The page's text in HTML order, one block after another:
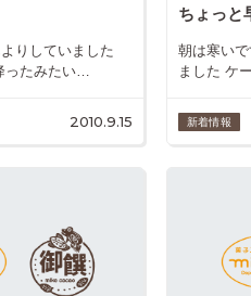
りしていました
ったみたい…
2010.9.15
ちょっと
朝は寒い
ました ケ
新着情報